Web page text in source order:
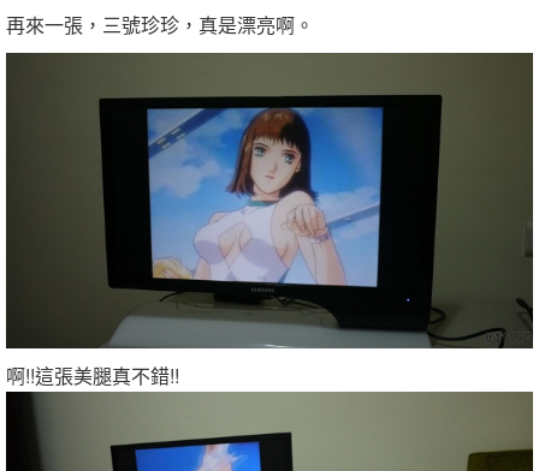
再來一張，三號珍珍，真是漂亮啊。
啊!!這張美腿真不錯!!